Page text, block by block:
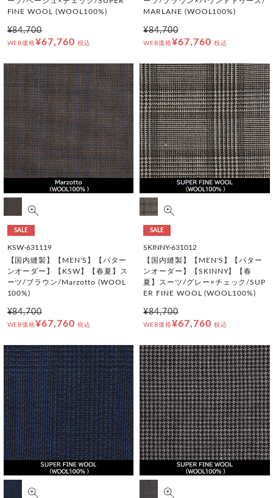
FINE WOOL (WOOL100%)
¥84,700
WEB価格¥67,760 税込
MARLANE (WOOL100%)
¥84,700
WEB価格¥67,760 税込
SALE
KSW-631119
【国内縫製】【MEN'S】【パター
ンオーダー】【KSW】【春夏】ス
ーツ/ブラウン/Marzotto (WOOL
100%)
¥84,700
WEB価格¥67,760 税込
SALE
SKINNY-631012
【国内縫製】【MEN'S】【パター
ンオーダー】【SKINNY】【春
夏】スーツ/グレー×チェック/SUP
ER FINE WOOL (WOOL100%)
¥84,700
WEB価格¥67,760 税込